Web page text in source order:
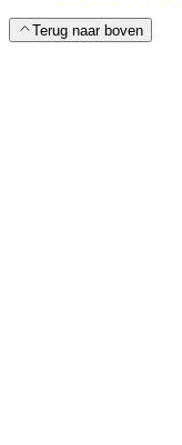
Terug naar boven